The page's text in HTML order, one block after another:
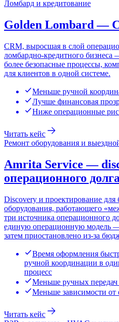
Ломбард и кредитование
Golden Lombard —
CRM, выросшая в слой
ломбардно-кредитного бизнеса
более безопасные процессы,
для клиентов в одной системе.
Меньше ручной
Лучше финансовая
Ниже операционные
Читать кейс
Ремонт оборудования и
Amrita Service —
операционного долга
Discovery и проектирование для
оборудования, работающего
три источника операционного
единую операционную модель —
затем приостановлено из-за
Время оформления
ручной координации в
процесс
Меньше ручных
Меньше зависимости от
Читать кейс